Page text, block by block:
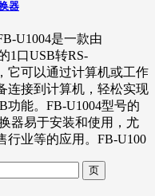
器
U1004是一款由
1口USB转RS-
它可以通过计算机或工作
连接到计算机，轻松实现
功能。FB-U1004型号的
器易于安装和使用，尤
行业等的应用。FB-U100